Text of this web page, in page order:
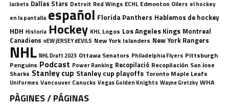
Jackets Dallas Stars Detroit Red Wings ECHL Edmonton Oilers el hockey
en la pantalla español Florida Panthers Hablemos de hockey
HDH Historia Hockey KHL Logos Los Angeles Kings Montreal
Canadiens nEW jERSEY dEVILS New York Islanders New York Rangers
NHL NHL Draft 2023 Ottawa Senators Philadelphia Flyers Pittsburgh
Penguins Podcast Power Ranking Recopilació Recopilación San Jose
Sharks Stanley cup Stanley cup playoffs Toronto Maple Leafs
Uniformes Vancouver Canucks Vegas Golden Knights Wayne Gretzky WHA
PÀGINES / PÁGINAS